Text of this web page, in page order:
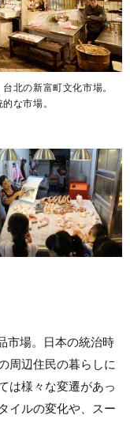
北の新富町文化市場。
な市場。
市場。日本の統治時
周辺住民の暮らしに
は様々な変遷があっ
イルの変化や、スー